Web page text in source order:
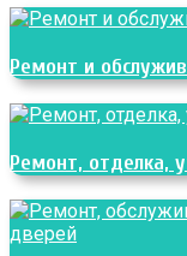
Ремонт и
Ремонт, отделка,